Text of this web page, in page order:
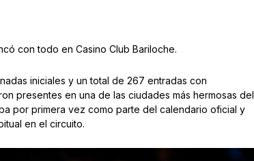
con todo en Casino Club Bariloche.
iniciales y un total de 267 entradas con
presentes en una de las ciudades más hermosas del
por primera vez como parte del calendario oficial y
en el circuito.